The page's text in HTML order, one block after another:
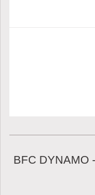
BFC DYNAMO